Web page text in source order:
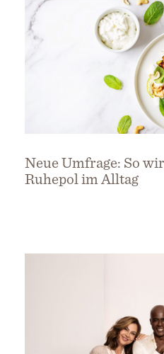
Neue Umfrage: So
Ruhepol im Alltag